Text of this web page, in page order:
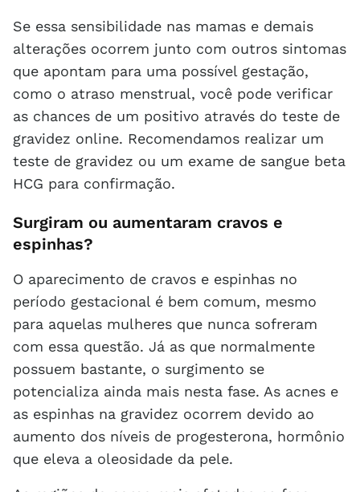
Se essa sensibilidade nas mamas e demais
alterações ocorrem junto com outros sintomas
que apontam para uma possível gestação,
como o atraso menstrual, você pode verificar
as chances de um positivo através do teste de
gravidez online. Recomendamos realizar um
teste de gravidez ou um exame de sangue beta
HCG para confirmação.
Surgiram ou aumentaram cravos e
espinhas?
O aparecimento de cravos e espinhas no
período gestacional é bem comum, mesmo
para aquelas mulheres que nunca sofreram
com essa questão. Já as que normalmente
possuem bastante, o surgimento se
potencializa ainda mais nesta fase. As acnes e
as espinhas na gravidez ocorrem devido ao
aumento dos níveis de progesterona, hormônio
que eleva a oleosidade da pele.